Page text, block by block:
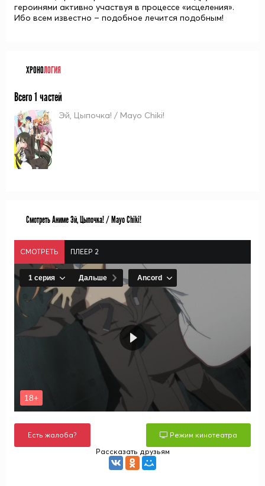
героинями активно участвуя в процессе «исцеления».
Ибо всем известно – подобное лечится подобным!
ХРОНОЛОГИЯ
Всего 1 частей
Эй, Цыпочка! / Mayo Chiki!
Смотреть Аниме Эй, Цыпочка! / Mayo Chiki!
СМОТРЕТЬ ПЛЕЕР 2
Есть жалоба?
Режим кинотеатра
Рассказать друзьям